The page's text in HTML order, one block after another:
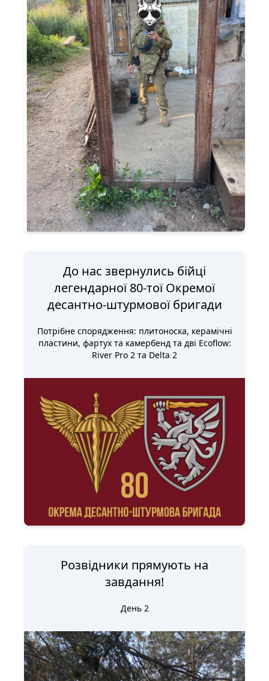
До нас звернулись бійці
легендарної 80-тої Окремої
десантно-штурмової бригади
Потрібне спорядження: плитоноска, керамічні
пластини, фартух та камербенд та дві Ecoflow:
River Pro 2 та Delta 2
Розвідники прямують на
завдання!
День 2